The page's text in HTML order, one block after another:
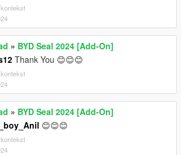
» BYD Seal 2024 [Add-On]
Thank You 😊😊😊
» BYD Seal 2024 [Add-On]
😊😊😊